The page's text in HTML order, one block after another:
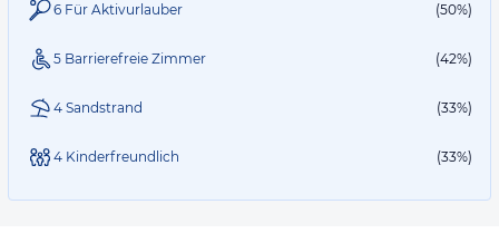
6 Für Aktivurlauber (50%)
5 Barrierefreie Zimmer (42%)
4 Sandstrand (33%)
4 Kinderfreundlich (33%)